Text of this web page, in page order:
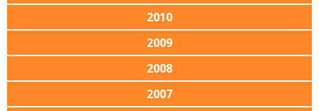
2010
2009
2008
2007